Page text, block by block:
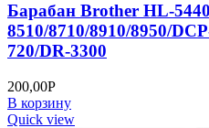
Барабан Brother HL-
8510/8710/8910/8950/
720/DR-3300
200,00Р
В корзину
Quick view